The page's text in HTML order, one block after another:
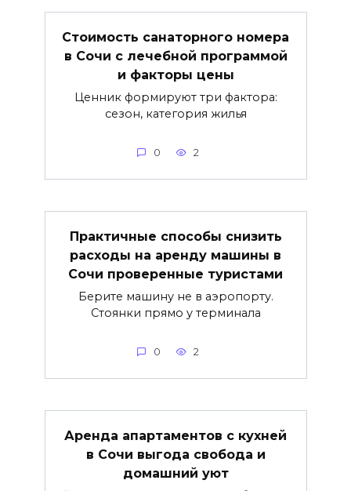
Стоимость санаторного номера
в Сочи с лечебной программой
и факторы цены
Ценник формируют три фактора:
сезон, категория жилья
0 2
Практичные способы снизить
расходы на аренду машины в
Сочи проверенные туристами
Берите машину не в аэропорту.
Стоянки прямо у терминала
0 2
Аренда апартаментов с кухней
в Сочи выгода свобода и
домашний уют